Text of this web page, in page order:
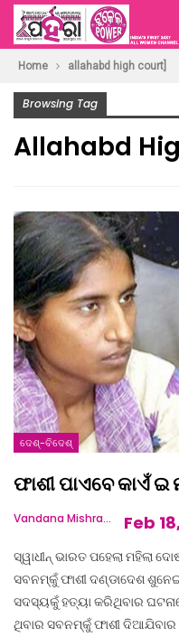
Home allahabd high court]
Browsing Tag
Allahabd
ଦେଶ୍‌-ବିଦେଶ୍‌
ଫାଶୀ ପାଏବେ କାଏଁ ଇ
Vandana Mishra Feb
ସ୍ୱାଧୀନ୍ ଭାରତ ପହେଲା ମହିଲା
ସବନମ୍‌କୁଁ ଫାଶୀ ଦଣ୍ଡାଦେଶ
ସଦସ୍ୟକୁଁ ହତ୍ୟା କରିଥିବାର
ଥିବାର ସବନମ୍‌କୁଁ ଫାଶୀ ଦିଆଯିବାର